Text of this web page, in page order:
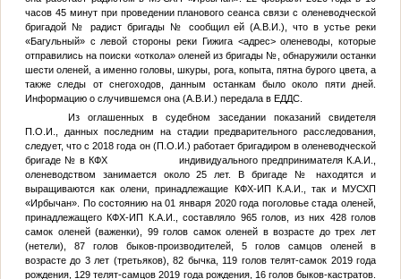
часов 45 минут при проведении планового сеанса связи с оленеводческой
бригадой № радист бригады № сообщил ей (А.В.И.), что в устье реки
«Багульный» с левой стороны реки Гижига <адрес>оленеводы, которые
отправились на поиски «откола» оленей из бригады № , обнаружили останки
шести оленей, а именно головы, шкуры, рога, копыта, пятна бурого цвета, а
также следы от снегоходов, данным останкам было около пяти дней.
Информацию о случившемся она (А.В.И. ) передала в ЕДДС.
Из оглашенных в судебном заседании показаний свидетеля
П.О.И.
, данных последним на стадии предварительного расследования,
следует, что с 2018 года он (П.О.И. ) работает бригадиром в оленеводческой
бригаде № в КФХ индивидуального предпринимателя К.А.И.
оленеводством занимается около 25 лет. В бригаде
№
находятся и
выращиваются как олени, принадлежащие КФХ-ИП
К.А.И.
, так и МУСХП
«Ирбычан». По состоянию на 01 января 2020 года поголовье стада оленей,
принадлежащего КФХ-ИП
К.А.И.
, составляло 965 голов, из них 428 голов
самок оленей (важенки), 99 голов самок оленей в возрасте до трех лет
(нетели), 87 голов быков-производителей, 5 голов самцов оленей в
возрасте до 3 лет (третьяков), 82 бычка, 119 голов телят-самок 2019 года
рождения, 129 телят-самцов 2019 года рождения, 16 голов быков-кастратов.